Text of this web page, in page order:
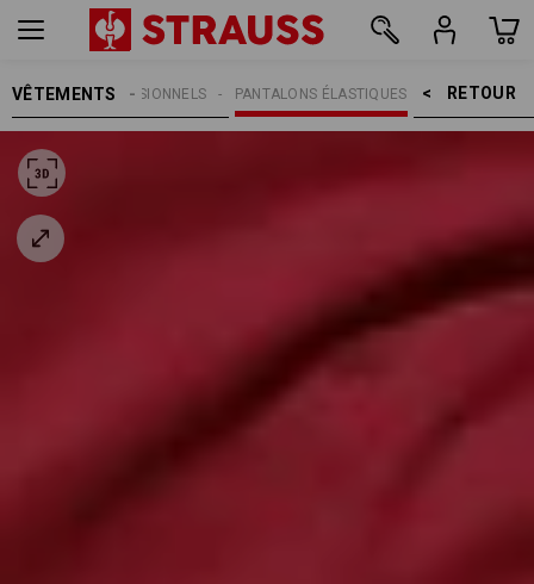
VÊTEMENTS RETOUR    >
PANTALONS ÉLASTIQUES
PROFESSIONNELS